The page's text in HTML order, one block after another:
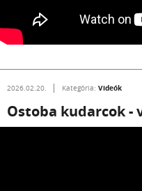
2026.02.20. Kategória: Videók
Ostoba kudarcok -